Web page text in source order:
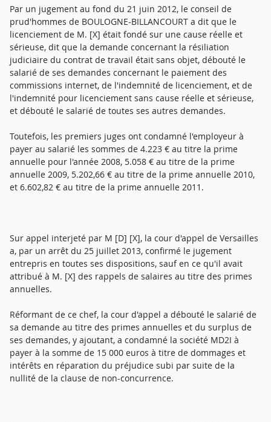
Par un jugement au fond du 21 juin 2012, le conseil de
prud'hommes de BOULOGNE-BILLANCOURT a dit que le
licenciement de M. [X] était fondé sur une cause réelle et
sérieuse, dit que la demande concernant la résiliation
judiciaire du contrat de travail était sans objet, débouté le
salarié de ses demandes concernant le paiement des
commissions internet, de l'indemnité de licenciement, et de
l'indemnité pour licenciement sans cause réelle et sérieuse,
et débouté le salarié de toutes ses autres demandes.
Toutefois, les premiers juges ont condamné l'employeur à
payer au salarié les sommes de 4.223 € au titre la prime
annuelle pour l'année 2008, 5.058 € au titre de la prime
annuelle 2009, 5.202,66 € au titre de la prime annuelle 2010,
et 6.602,82 € au titre de la prime annuelle 2011.
Sur appel interjeté par M [D] [X], la cour d'appel de Versailles
a, par un arrêt du 25 juillet 2013, confirmé le jugement
entrepris en toutes ses dispositions, sauf en ce qu'il avait
attribué à M. [X] des rappels de salaires au titre des primes
annuelles.
Réformant de ce chef, la cour d'appel a débouté le salarié de
sa demande au titre des primes annuelles et du surplus de
ses demandes, y ajoutant, a condamné la société MD2I à
payer à la somme de 15 000 euros à titre de dommages et
intérêts en réparation du préjudice subi par suite de la
nullité de la clause de non-concurrence.